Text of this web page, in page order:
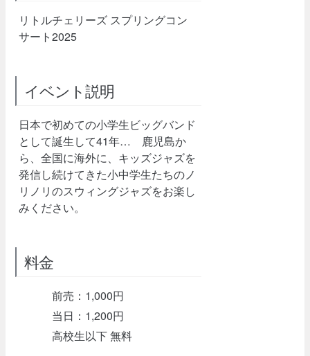
リトルチェリーズ スプリングコン
サート2025
イベント説明
日本で初めての小学生ビッグバンド
として誕生して41年… 鹿児島か
ら、全国に海外に、キッズジャズを
発信し続けてきた小中学生たちのノ
リノリのスウィングジャズをお楽し
みください。
料金
前売：1,000円
当日：1,200円
高校生以下 無料